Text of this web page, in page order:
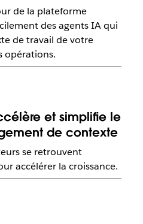
de la plateforme
des agents IA qui
de travail de votre
opérations.
et simplifie le
de contexte
se retrouvent
accélérer la croissance.